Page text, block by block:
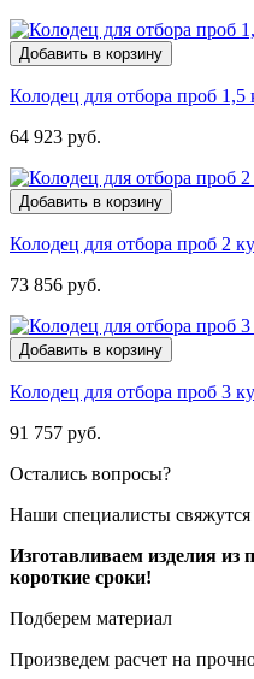
Добавить в корзину
Колодец для отбора проб 1,5
64 923 руб.
Добавить в корзину
Колодец для отбора проб 2
73 856 руб.
Добавить в корзину
Колодец для отбора проб 3
91 757 руб.
Остались вопросы?
Наши специалисты свяжутся
Изготавливаем изделия из
короткие сроки!
Подберем материал
Произведем расчет на